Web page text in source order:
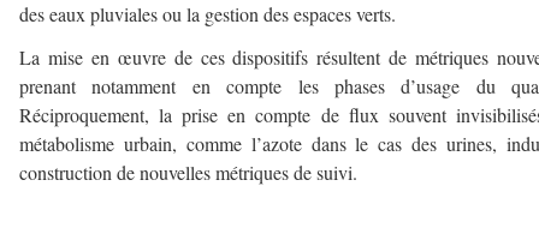
des eaux pluviales ou la gestion des espaces verts.
La mise en œuvre de ces dispositifs résultent de métriques
prenant notamment en compte les phases d’usage du
Réciproquement, la prise en compte de flux souvent
métabolisme urbain, comme l’azote dans le cas des urines,
construction de nouvelles métriques de suivi.